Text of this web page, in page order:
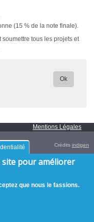
(15 % de la note finale).
tous les projets et
Ok
Mentions Légales
Crédits indigen
site pour améliorer
que nous le fassions.